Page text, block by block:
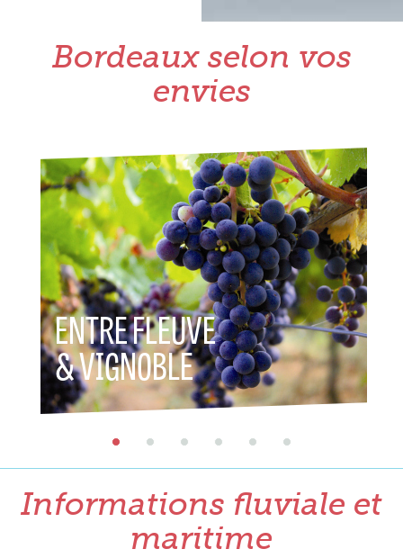
Bordeaux selon vos
envies
ENTRE FLEUVE
& VIGNOBLE &
Informations fluviale et
maritime